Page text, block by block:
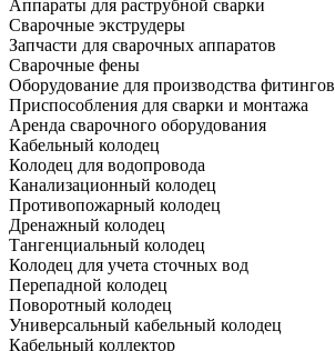
Аппараты для раструбной сварки
Сварочные экструдеры
Запчасти для сварочных аппаратов
Сварочные фены
Оборудование для производства фитингов
Приспособления для сварки и монтажа
Аренда сварочного оборудования
Кабельный колодец
Колодец для водопровода
Канализационный колодец
Противопожарный колодец
Дренажный колодец
Тангенциальный колодец
Колодец для учета сточных вод
Перепадной колодец
Поворотный колодец
Универсальный кабельный колодец
Кабельный коллектор